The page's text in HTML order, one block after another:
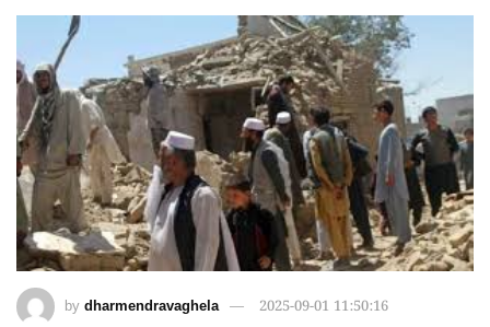
by dharmendravaghela 2025-09-01 11:50:16